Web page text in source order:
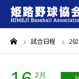
試合日程
2月
ホーム
姫路野球協会